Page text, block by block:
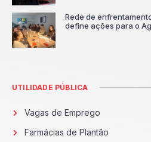
Rede de
define ações para o
UTILIDADE PÚBLICA
Vagas de Emprego
Farmácias de Plantão